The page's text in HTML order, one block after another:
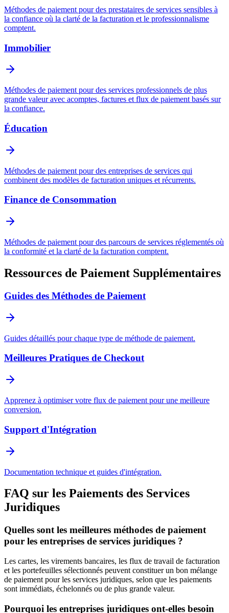
Méthodes de paiement pour des prestataires de services sensibles à
la confiance où la clarté de la facturation et le professionnalisme
comptent.
Immobilier
Méthodes de paiement pour des services professionnels de plus
grande valeur avec acomptes, factures et flux de paiement basés sur
la confiance.
Éducation
Méthodes de paiement pour des entreprises de services qui
combinent des modèles de facturation uniques et récurrents.
Finance de Consommation
Méthodes de paiement pour des parcours de services réglementés où
la conformité et la clarté de la facturation comptent.
Ressources de Paiement Supplémentaires
Guides des Méthodes de Paiement
Guides détaillés pour chaque type de méthode de paiement.
Meilleures Pratiques de Checkout
Apprenez à optimiser votre flux de paiement pour une meilleure
conversion.
Support d'Intégration
Documentation technique et guides d'intégration.
FAQ sur les Paiements des Services
Juridiques
Quelles sont les meilleures méthodes de paiement
pour les entreprises de services juridiques ?
Les cartes, les virements bancaires, les flux de travail de facturation
et les portefeuilles sélectionnés peuvent constituer un bon mélange
de paiement pour les services juridiques, selon que les paiements
sont immédiats, échelonnés ou de plus grande valeur.
Pourquoi les entreprises juridiques ont-elles besoin